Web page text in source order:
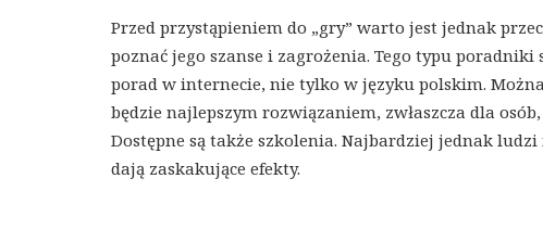
Przed przystąpieniem do „gry” warto jest jednak
poznać jego szanse i zagrożenia. Tego typu
porad w internecie, nie tylko w języku polskim.
będzie najlepszym rozwiązaniem, zwłaszcza dla
Dostępne są także szkolenia. Najbardziej jednak
dają zaskakujące efekty.